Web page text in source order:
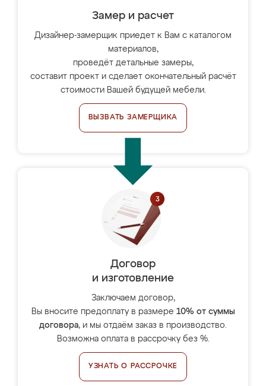
Замер и расчет
Дизайнер-замерщик приедет к Вам с каталогом
материалов,
проведёт детальные замеры,
составит проект и сделает окончательный расчёт
стоимости Вашей будущей мебели.
ВЫЗВАТЬ ЗАМЕРЩИКА
Договор
и изготовление
Заключаем договор,
Вы вносите предоплату в размере 10% от суммы
договора, и мы отдаём заказ в производство.
Возможна оплата в рассрочку без %.
УЗНАТЬ О РАССРОЧКЕ